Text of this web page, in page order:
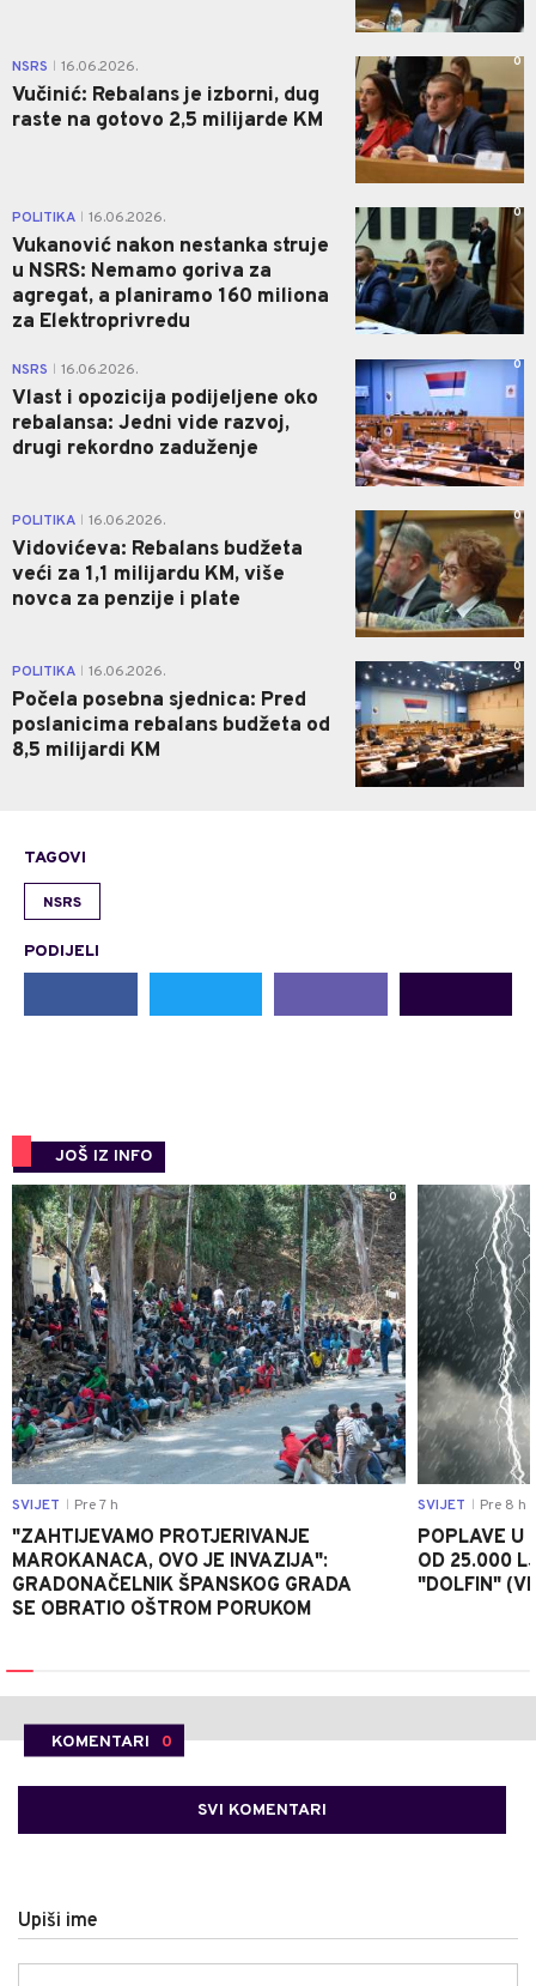
NSRS 16.06.2026.
Vučinić: Rebalans je izborni, dug
raste na gotovo 2,5 milijarde KM
0
POLITIKA 16.06.2026.
Vukanović nakon nestanka struje
u NSRS: Nemamo goriva za
agregat, a planiramo 160 miliona
za Elektroprivredu
0
NSRS 16.06.2026.
Vlast i opozicija podijeljene oko
rebalansa: Jedni vide razvoj,
drugi rekordno zaduženje
0
POLITIKA 16.06.2026.
Vidovićeva: Rebalans budžeta
veći za 1,1 milijardu KM, više
novca za penzije i plate
0
POLITIKA 16.06.2026.
Počela posebna sjednica: Pred
poslanicima rebalans budžeta od
8,5 milijardi KM
0
TAGOVI
NSRS
PODIJELI
JOŠ IZ INFO
0
SVIJET Pre 7 h
"ZAHTIJEVAMO PROTJERIVANJE
MAROKANACA, OVO JE INVAZIJA":
GRADONAČELNIK ŠPANSKOG GRADA
SE OBRATIO OŠTROM PORUKOM
SVIJET Pre 8 h
POPLAVE U
OD 25.000
"DOLFIN"
KOMENTARI 0
SVI KOMENTARI
Upiši ime